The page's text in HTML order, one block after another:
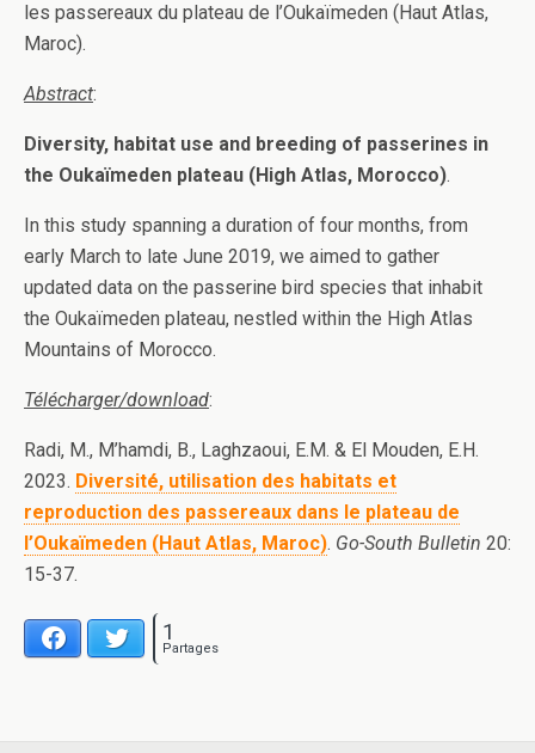
les passereaux du plateau de l’Oukaïmeden (Haut Atlas,
Maroc).
Abstract:
Diversity, habitat use and breeding of passerines in
the Oukaïmeden plateau (High Atlas, Morocco).
In this study spanning a duration of four months, from
early March to late June 2019, we aimed to gather
updated data on the passerine bird species that inhabit
the Oukaïmeden plateau, nestled within the High Atlas
Mountains of Morocco.
Télécharger/download:
Radi, M., M’hamdi, B., Laghzaoui, E.M. & El Mouden, E.H.
2023. Diversité, utilisation des habitats et
reproduction des passereaux dans le plateau de
l’Oukaïmeden (Haut Atlas, Maroc). Go-South Bulletin 20:
15-37.
Facebook Twitter
Partages
1